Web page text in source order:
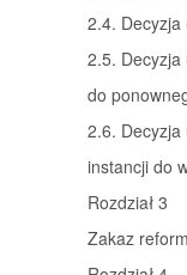
2.4. Decyzja
2.5. Decyzja
do
2.6.
instancji do
Rozdział 3
Zakaz